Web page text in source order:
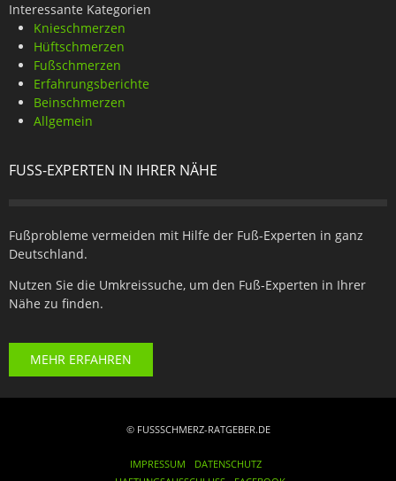
Interessante Kategorien
Knieschmerzen
Hüftschmerzen
Fußschmerzen
Erfahrungsberichte
Beinschmerzen
Allgemein
FUSS-EXPERTEN IN IHRER NÄHE
Fußprobleme vermeiden mit Hilfe der Fuß-Experten in ganz
Deutschland.
Nutzen Sie die Umkreissuche, um den Fuß-Experten in Ihrer
Nähe zu finden.
MEHR ERFAHREN
© FUSSSCHMERZ-RATGEBER.DE
IMPRESSUM
DATENSCHUTZ